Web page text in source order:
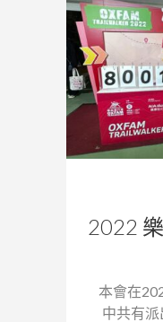
2022
本會在
中共有派